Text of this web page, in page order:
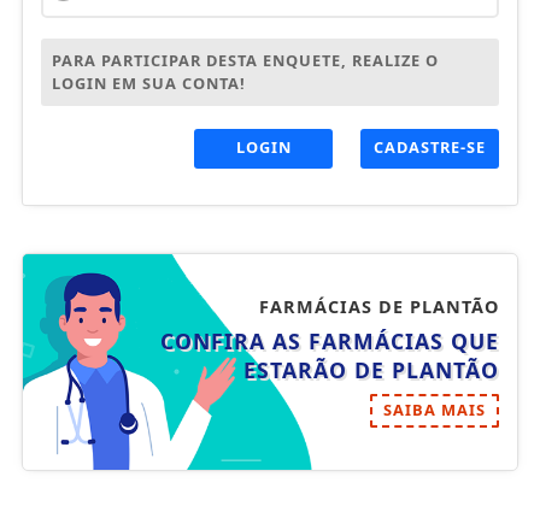
PARA PARTICIPAR DESTA ENQUETE, REALIZE O
LOGIN EM SUA CONTA!
LOGIN CADASTRE-SE
FARMÁCIAS DE PLANTÃO
CONFIRA AS FARMÁCIAS QUE
ESTARÃO DE PLANTÃO
SAIBA MAIS